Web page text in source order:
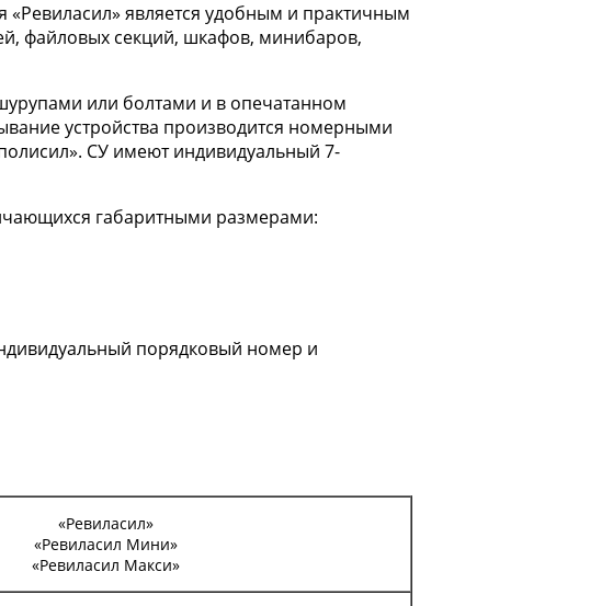
является удобным и практичным
файловых секций, шкафов, минибаров,
или болтами и в опечатанном
устройства производится номерными
СУ имеют индивидуальный 7-
габаритными размерами:
порядковый номер и
«Ревиласил»
«Ревиласил Мини»
«Ревиласил Макси»